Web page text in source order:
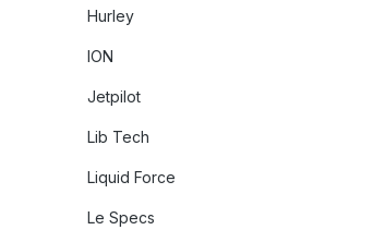
Hurley
ION
Jetpilot
Lib Tech
Liquid Force
Le Specs